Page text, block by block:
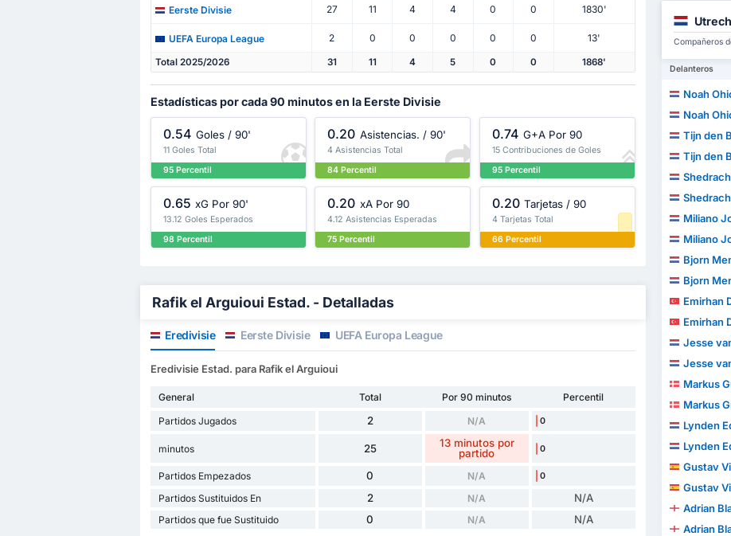
Eerste Divisie 27 11 4 4 0 0 1830'
UEFA Europa League 2 0 0 0 0 0 13'
Total 2025/2026 31 11 4 5 0 0 1868'
Estadísticas por cada 90 minutos en la Eerste Divisie
0.54 Goles / 90'
11 Goles Total
95 Percentil
0.20 Asistencias. / 90'
4 Asistencias Total
84 Percentil
0.74 G+A Por 90
15 Contribuciones de Goles
95 Percentil
0.65 xG Por 90'
13.12 Goles Esperados
98 Percentil
0.20 xA Por 90
4.12 Asistencias Esperadas
75 Percentil
0.20 Tarjetas / 90
4 Tarjetas Total
66 Percentil
Rafik el Arguioui Estad. - Detalladas
Eredivisie Eerste Divisie UEFA Europa League
Eredivisie Estad. para Rafik el Arguioui
General Total Por 90 minutos
Percentil
Partidos Jugados
2 N/A 0
minutos 25
13 minutos por
partido
0
Partidos Empezados 0 N/A 0
Partidos Sustituidos En 2 N/A N/A
Partidos que fue Sustituido 0 N/A N/A
Compañeros
Delanteros
Noah
Noah
Tijn den
Tijn den
Miliano
Miliano
Bjorn
Bjorn
Emirhan
Emirhan
Jesse
Jesse
Markus
Markus
Lynden
Lynden
Gustav
Gustav
Adrian
Adrian